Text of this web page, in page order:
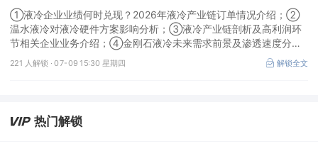
①液冷企业业绩何时兑现？2026年液冷产业链订单情况介绍；②
温水液冷对液冷硬件方案影响分析；③液冷产业链剖析及高利润环
节相关企业业务介绍；④金刚石液冷未来需求前景及渗透速度分
析。本场风口专家会议将于7月9日（周四）19:30举行，特邀行业专
家全面解读液冷硬件价值量分布及技术未来演进方向。
221 人解锁 ·07-09 15:30 星期四 解锁全文
热门解锁